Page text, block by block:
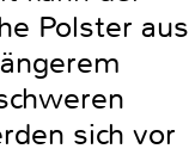
Polster aus
sich vor